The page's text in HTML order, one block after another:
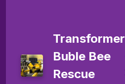
Transformer
Buble Bee
Rescue